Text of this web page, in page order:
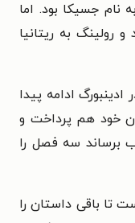
نام جسیکا بود. اما
به پایان رسید و رولینگ به ریتانیا
ادینبورگ ادامه پیدا
خود هم پرداخت و
برساند سه فصل را
تا باقی داستان را